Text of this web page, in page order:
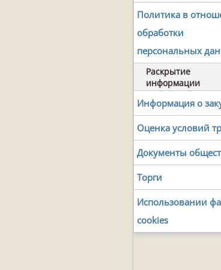
Политика в
обработки
персональных
Раскрытие
информации
Информация о
Оценка условий
Документы
Торги
Использовании
cookies